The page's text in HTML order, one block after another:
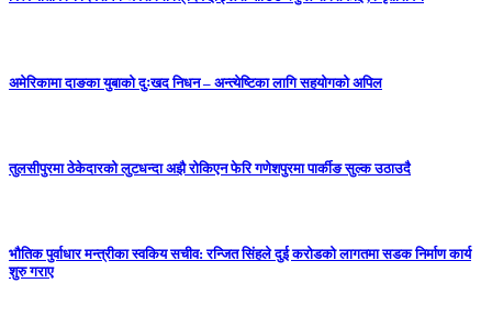
अमेरिकामा दाङका युबाको दुःखद निधन – अन्त्येष्टिका लागि सहयोगको अपिल
तुलसीपुरमा ठेकेदारको लुटधन्दा अझै रोकिएन फेरि गणेशपुरमा पार्कीङ सुल्क उठाउदै
भौतिक पुर्वाधार मन्त्रीका स्वकिय सचीव: रन्जित सिंहले दुई करोडको लागतमा सडक निर्माण कार्य
शुरु गराए